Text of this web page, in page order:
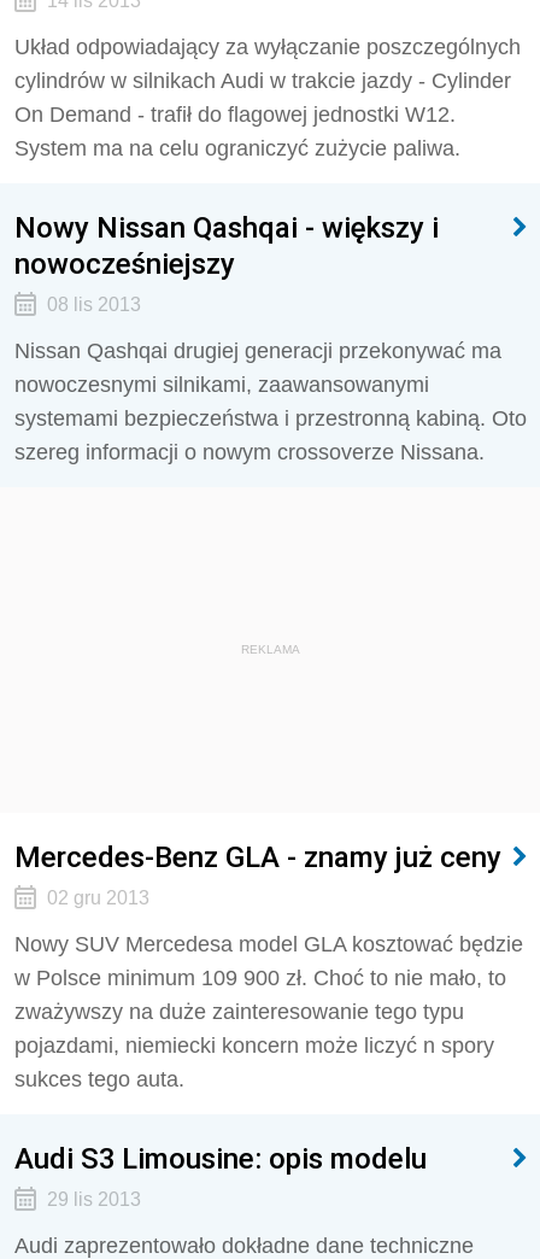
Układ odpowiadający za wyłączanie poszczególnych
cylindrów w silnikach Audi w trakcie jazdy - Cylinder
On Demand - trafił do flagowej jednostki W12.
System ma na celu ograniczyć zużycie paliwa.
Nowy Nissan Qashqai - większy i
nowocześniejszy
08 lis 2013
Nissan Qashqai drugiej generacji przekonywać ma
nowoczesnymi silnikami, zaawansowanymi
systemami bezpieczeństwa i przestronną kabiną. Oto
szereg informacji o nowym crossoverze Nissana.
REKLAMA
Mercedes-Benz GLA - znamy już ceny
02 gru 2013
Nowy SUV Mercedesa model GLA kosztować będzie
w Polsce minimum 109 900 zł. Choć to nie mało, to
zważywszy na duże zainteresowanie tego typu
pojazdami, niemiecki koncern może liczyć n spory
sukces tego auta.
Audi S3 Limousine: opis modelu
29 lis 2013
Audi zaprezentowało dokładne dane techniczne